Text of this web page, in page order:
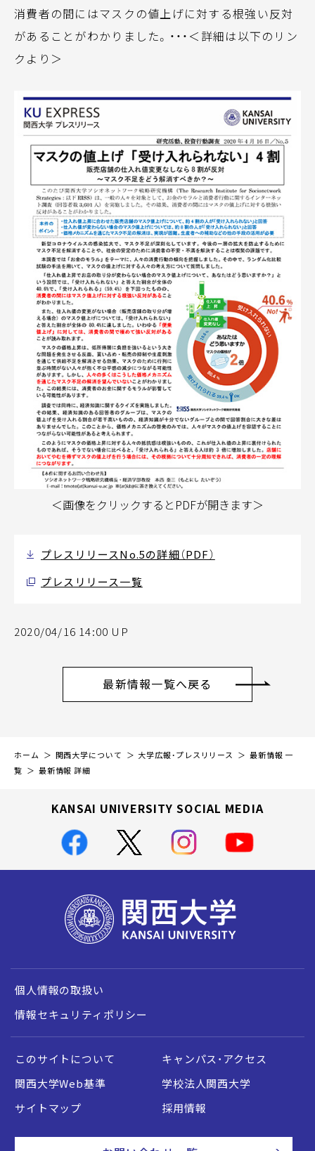
消費者の間にはマスクの値上げに対する根強い反対
があることがわかりました。・・・＜詳細は以下のリン
クより＞
＜画像をクリックするとPDFが開きます＞
プレスリリースNo.5の詳細（PDF）
プレスリリース一覧
2020/04/16 14:00 UP
最新情報一覧へ戻る
ホーム 関西大学について 大学広報・プレスリリース
最新情報 一
覧
最新情報 詳細
KANSAI UNIVERSITY SOCIAL MEDIA
個人情報の取扱い
情報セキュリティポリシー
このサイトについて
キャンパス・アクセス
関西大学Web基準
学校法人関西大学
サイトマップ
採用情報